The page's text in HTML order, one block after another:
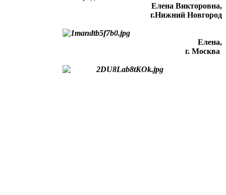
Елена Викторовна,
г.Нижний Новгород
Елена,
г. Москва